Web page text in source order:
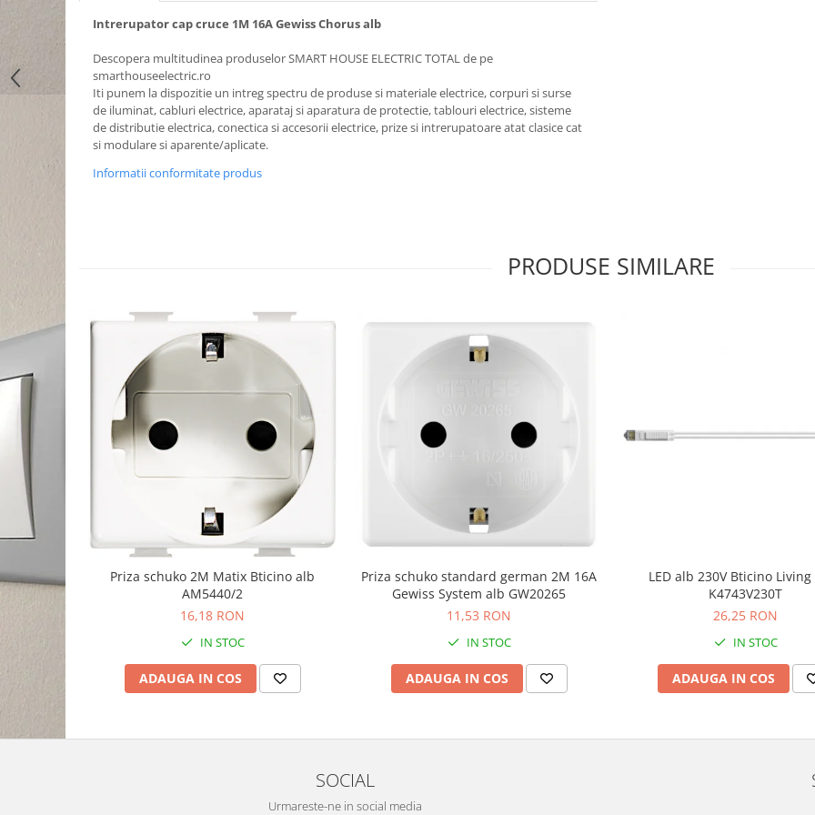
Intrerupator cap cruce 1M 16A Gewiss Chorus alb
Descopera multitudinea produselor SMART HOUSE ELECTRIC TOTAL de pe
smarthouseelectric.ro
Iti punem la dispozitie un intreg spectru de produse si materiale electrice, corpuri si surse
de iluminat, cabluri electrice, aparataj si aparatura de protectie, tablouri electrice, sisteme
de distributie electrica, conectica si accesorii electrice, prize si intrerupatoare atat clasice cat
si modulare si aparente/aplicate.
Informatii conformitate produs
PRODUSE SIMILARE
Priza schuko 2M Matix Bticino alb
AM5440/2
16,18 RON
IN STOC
ADAUGA IN COS
Priza schuko standard german 2M 16A
Gewiss System alb GW20265
11,53 RON
IN STOC
ADAUGA IN COS
LED alb 230V Bticino
K4743V230T
26,25 RON
IN STOC
ADAUGA IN COS
SOCIAL
Urmareste-ne in social media